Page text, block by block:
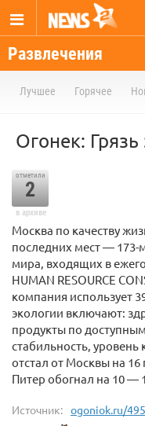
Развлечения
Лучшее Горячее
Огонек:
отметили
2
в архиве
Москва по качеству
последних мест — 173-
мира, входящих в
HUMAN RESOURCE
компания использует
экологии включают:
продукты по
стабильность,
отстал от Москвы на 16
Питер обогнал на 10 —
Источник: ogoniok.ru/